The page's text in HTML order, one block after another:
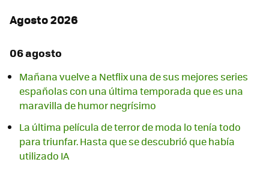
Agosto 2026
06 agosto
Mañana vuelve a Netflix una de sus mejores series
españolas con una última temporada que es una
maravilla de humor negrísimo
La última película de terror de moda lo tenía todo
para triunfar. Hasta que se descubrió que había
utilizado IA